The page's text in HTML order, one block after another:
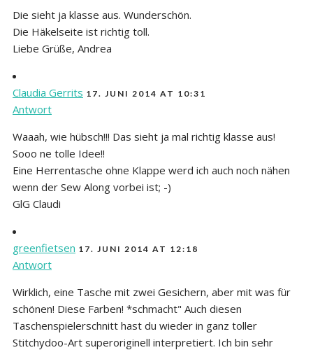
Die sieht ja klasse aus. Wunderschön.
Die Häkelseite ist richtig toll.
Liebe Grüße, Andrea
Claudia Gerrits 17. JUNI 2014 AT 10:31
Antwort
Waaah, wie hübsch!!! Das sieht ja mal richtig klasse aus!
Sooo ne tolle Idee!!
Eine Herrentasche ohne Klappe werd ich auch noch nähen
wenn der Sew Along vorbei ist; -)
GlG Claudi
greenfietsen 17. JUNI 2014 AT 12:18
Antwort
Wirklich, eine Tasche mit zwei Gesichern, aber mit was für
schönen! Diese Farben! *schmacht" Auch diesen
Taschenspielerschnitt hast du wieder in ganz toller
Stitchydoo-Art superoriginell interpretiert. Ich bin sehr